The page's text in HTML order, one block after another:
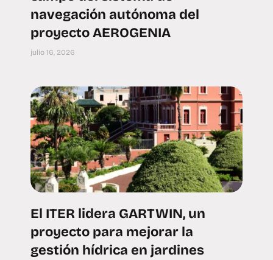
navegación autónoma del
proyecto AEROGENIA
julio 16, 2026
El ITER lidera GARTWIN, un
proyecto para mejorar la
gestión hídrica en jardines